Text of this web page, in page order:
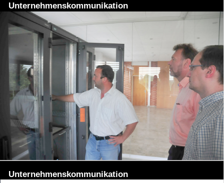
Unternehmenskommunikation
Unternehmenskommunikation